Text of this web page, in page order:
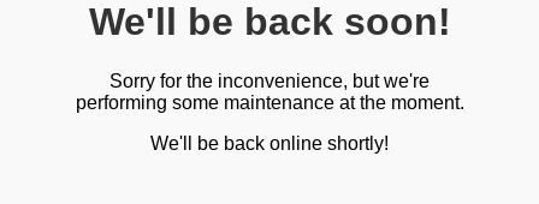
We'll be back soon!
Sorry for the inconvenience, but we're
performing some maintenance at the moment.
We'll be back online shortly!